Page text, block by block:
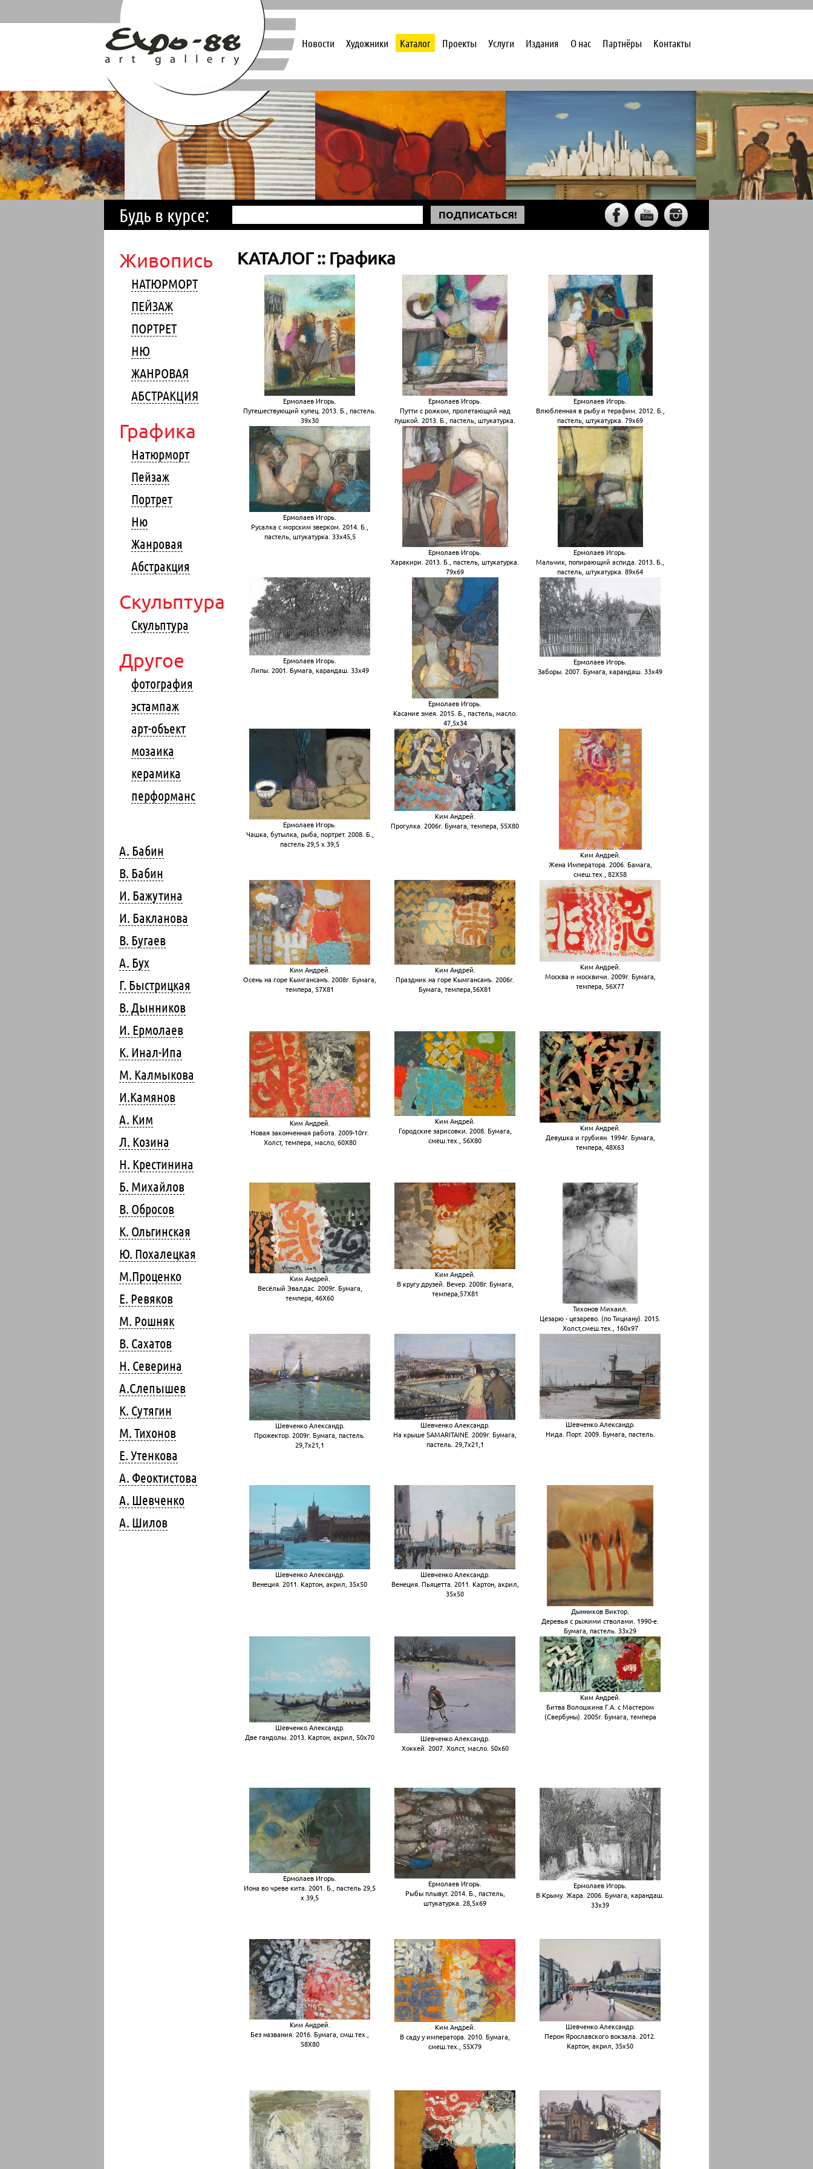
Новости Художники Каталог Проекты Услуги Издания О нас Партнёры Контакты
Будь в курсе: ПОДПИСАТЬСЯ!
Живопись
НАТЮРМОРТ
ПЕЙЗАЖ
ПОРТРЕТ
НЮ
ЖАНРОВАЯ
АБСТРАКЦИЯ
Графика
Натюрморт
Пейзаж
Портрет
Ню
Жанровая
Абстракция
Скульптура
Скульптура
Другое
фотография
эстампаж
арт-объект
мозаика
керамика
перформанс
А. Бабин
В. Бабин
И. Бажутина
И. Бакланова
В. Бугаев
А. Бух
Г. Быстрицкая
В. Дынников
И. Ермолаев
К. Инал-Ипа
М. Калмыкова
И.Камянов
А. Ким
Л. Козина
Н. Крестинина
Б. Михайлов
В. Обросов
К. Ольгинская
Ю. Похалецкая
М.Проценко
Е. Ревяков
М. Рошняк
В. Сахатов
Н. Северина
А.Слепышев
К. Сутягин
М. Тихонов
Е. Утенкова
А. Феоктистова
А. Шевченко
А. Шилов
КАТАЛОГ :: Графика
Ермолаев Игорь.
Путешествующий купец. 2013. Б., пастель.
39х30
Ермолаев Игорь.
Путти с рожком, пролетающий над
пушкой. 2013. Б., пастель, штукатурка.
79х69
Ермолаев Игорь.
Влюбленная в рыбу и терафим. 2012. Б.,
пастель, штукатурка. 79х69
Ермолаев Игорь.
Русалка с морским зверком. 2014. Б.,
пастель, штукатурка. 33х45,5
Ермолаев Игорь.
Харакири. 2013. Б., пастель, штукатурка.
79х69
Ермолаев Игорь.
Мальчик, попирающий аспида. 2013. Б.,
пастель, штукатурка. 89х64
Ермолаев Игорь.
Липы. 2001. Бумага, карандаш. 33х49
Ермолаев Игорь.
Касание змея. 2015. Б., пастель, масло.
47,5х34
Ермолаев Игорь.
Заборы. 2007. Бумага, карандаш. 33х49
Ермолаев Игорь.
Чашка, бутылка, рыба, портрет. 2008. Б.,
пастель 29,5 х 39,5
Ким Андрей.
Прогулка. 2006г. Бумага, темпера, 55Х80
Ким Андрей.
Жена Императора. 2006. Бамага,
смеш.тех., 82Х58
Ким Андрей.
Осень на горе Кымгансанъ. 2008г. Бумага,
темпера, 57Х81
Ким Андрей.
Праздник на горе Кымгансанъ. 2006г.
Бумага, темпера,56Х81
Ким Андрей.
Москва и москвичи. 2009г. Бумага,
темпера, 56Х77
Ким Андрей.
Новая законченная работа. 2009-10гг.
Холст, темпера, масло, 60Х80
Ким Андрей.
Городские зарисовки. 2008. Бумага,
смеш.тех., 56Х80
Ким Андрей.
Девушка и грубиян. 1994г. Бумага,
темпера, 48Х63
Ким Андрей.
Весёлый Эвалдас. 2009г. Бумага,
темпера, 46Х60
Ким Андрей.
В кругу друзей. Вечер. 2008г. Бумага,
темпера,57Х81
Тихонов Михаил.
Цезарю - цезарево. (по Тициану). 2015.
Холст,смеш.тех., 160х97
Шевченко Александр.
Прожектор. 2009г. Бумага, пастель.
29,7х21,1
Шевченко Александр.
На крыше SAMARITAINE. 2009г. Бумага,
пастель. 29,7х21,1
Шевченко Александр.
Нида. Порт. 2009. Бумага, пастель.
Шевченко Александр.
Венеция. 2011. Картон, акрил, 35х50
Шевченко Александр.
Венеция. Пьяцетта. 2011. Картон, акрил,
35х50
Дынников Виктор.
Деревья с рыжими стволами. 1990-е.
Бумага, пастель. 33х29
Шевченко Александр.
Две гандолы. 2013. Картон, акрил, 50х70
Шевченко Александр.
Хоккей. 2007. Холст, масло. 50х60
Ким Андрей.
Битва Волошкина Г.А. с Мастером
(Свербуны). 2005г. Бумага, темпера
Ермолаев Игорь.
Иона во чреве кита. 2001. Б., пастель 29,5
х 39,5
Ермолаев Игорь.
Рыбы плывут. 2014. Б., пастель,
штукатурка. 28,5х69
Ермолаев Игорь.
В Крыму. Жара. 2006. Бумага, карандаш.
33х39
Ким Андрей.
Без названия. 2016. Бумага, смш.тех.,
58Х80
Ким Андрей.
В саду у императора. 2010. Бумага,
смеш.тех., 55Х79
Шевченко Александр.
Перон Ярославского вокзала. 2012.
Картон, акрил, 35х50